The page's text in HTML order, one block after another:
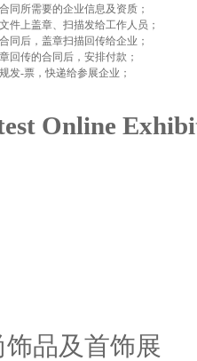
同所需要的企业信息及资质；
件上盖章、扫描发给工作人员；
同后，盖章扫描回传给企业；
回传的合同后，安排付款；
发-票，快递给参展企业；
Online
品及首饰展